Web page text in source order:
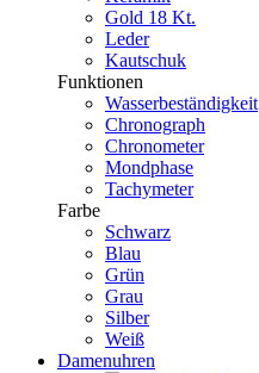
Gold 18 Kt.
Leder
Kautschuk
Funktionen
Wasserbeständigkeit
Chronograph
Chronometer
Mondphase
Tachymeter
Farbe
Schwarz
Blau
Grün
Grau
Silber
Weiß
Damenuhren